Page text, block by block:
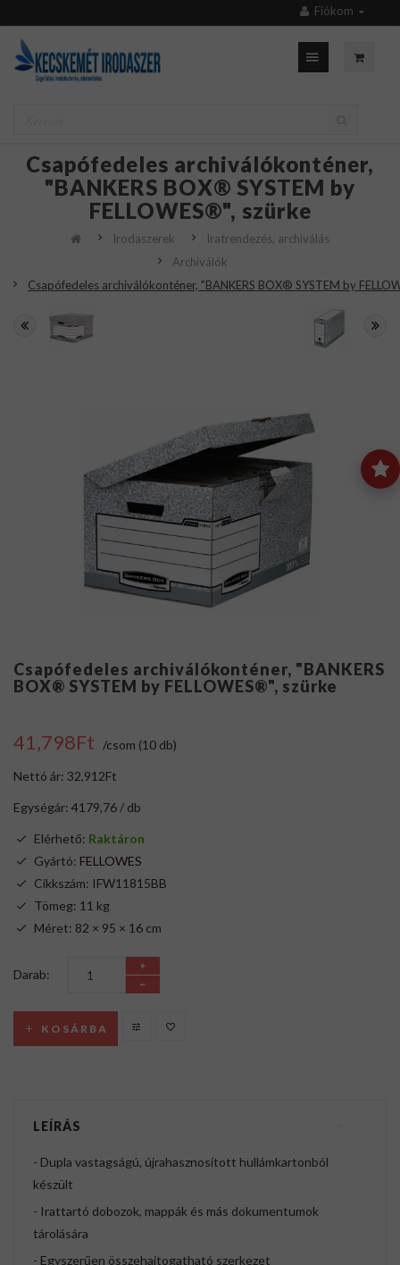
Fiókom
Csapófedeles archiválókonténer,
"BANKERS BOX® SYSTEM by
FELLOWES®", szürke
Irodaszerek
Iratrendezés, archiválás
Archiválók
Csapófedeles archiválókonténer, "BANKERS BOX® SYSTEM by
Csapófedeles archiválókonténer, "BANKERS
BOX® SYSTEM by FELLOWES®", szürke
41,798Ft /csom (10 db)
Nettó ár: 32,912Ft
Egységár: 4179,76 / db
Elérhető: Raktáron
Gyártó: FELLOWES
Cikkszám: IFW11815BB
Tömeg: 11 kg
Méret: 82 × 95 × 16 cm
Darab:
KOSÁRBA
LEÍRÁS
- Dupla vastagságú, újrahasznosított hullámkartonból
készült
- Irattartó dobozok, mappák és más dokumentumok
tárolására
- Egyszerűen összehajtogatható szerkezet